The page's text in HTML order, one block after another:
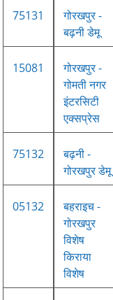
75131
गोरखपुर -
बढ़नी डेमू
15081
गोरखपुर -
गोमती नगर
इंटरसिटी
एक्सप्रेस
75132
बढ़नी -
गोरखपुर डेमू
05132
बहराइच -
गोरखपुर
विशेष
किराया
विशेष